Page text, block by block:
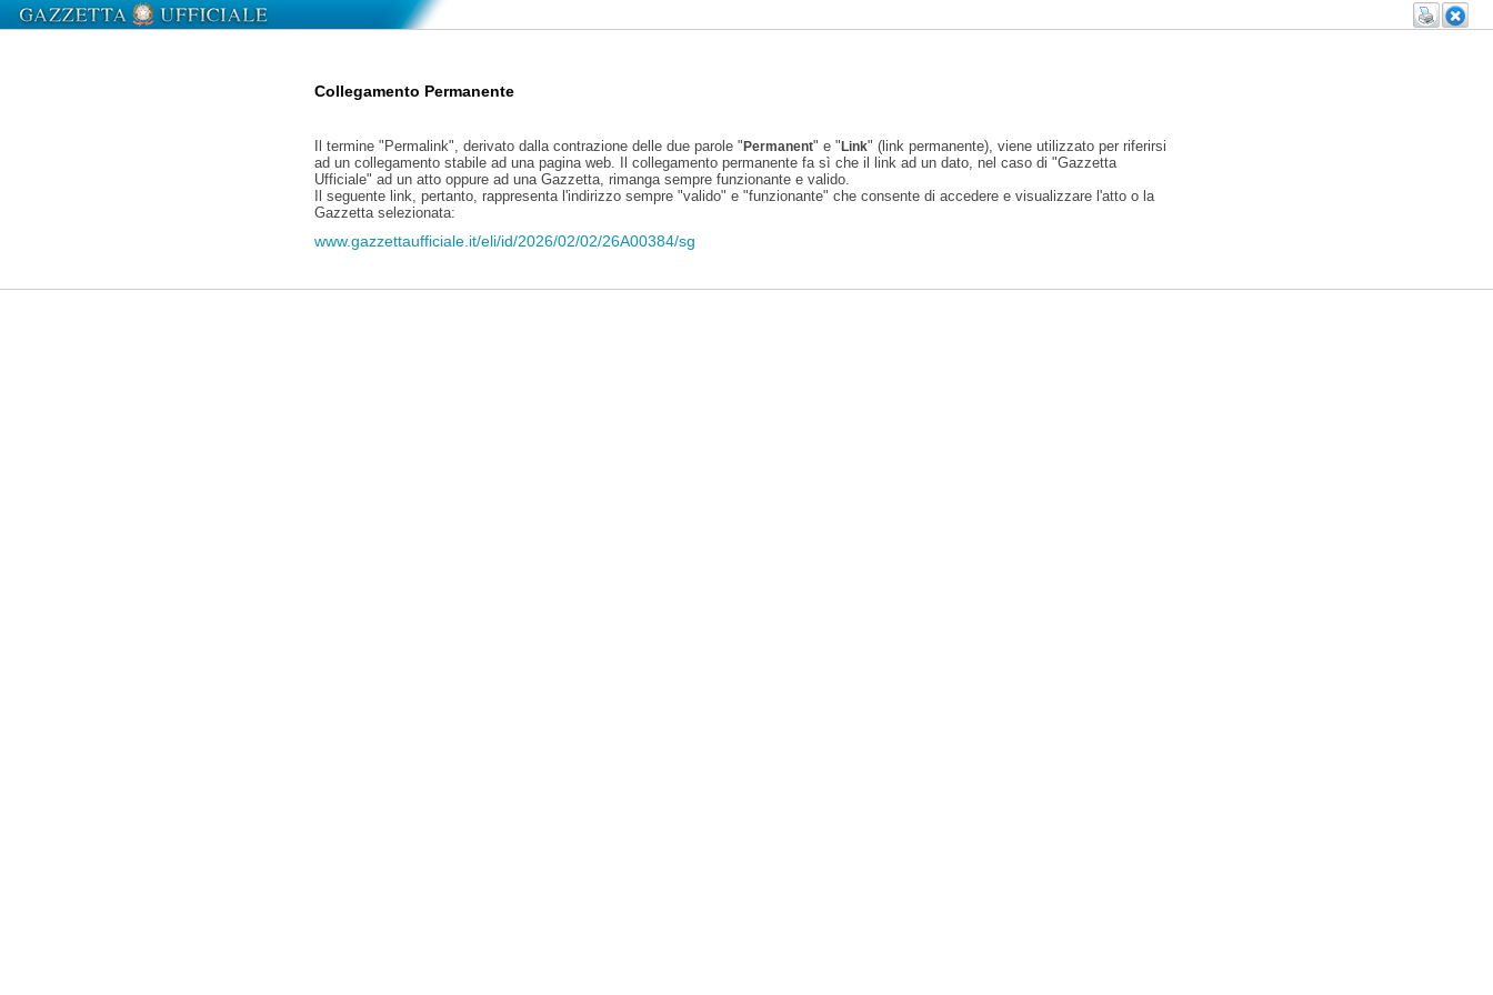
Collegamento Permanente
Il termine "Permalink", derivato dalla contrazione delle due parole "Permanent" e "Link" (link permanente), viene utilizzato per riferirsi
ad un collegamento stabile ad una pagina web. Il collegamento permanente fa sì che il link ad un dato, nel caso di "Gazzetta
Ufficiale" ad un atto oppure ad una Gazzetta, rimanga sempre funzionante e valido.
Il seguente link, pertanto, rappresenta l'indirizzo sempre "valido" e "funzionante" che consente di accedere e visualizzare l'atto o la
Gazzetta selezionata:
www.gazzettaufficiale.it/eli/id/2026/02/02/26A00384/sg